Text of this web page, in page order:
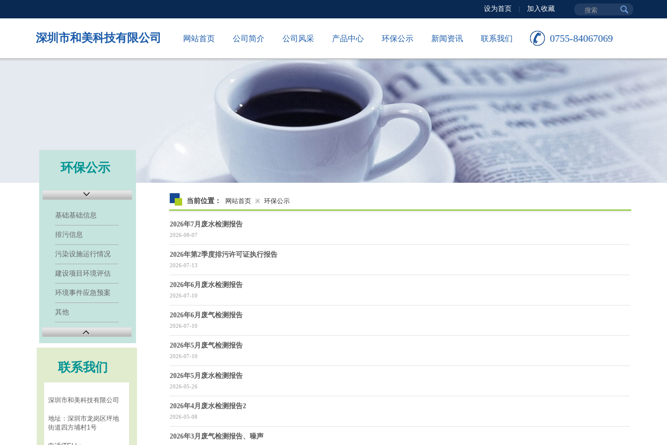
设为首页 加入收藏
0755-84067069
深圳市和美科技有限公司 网站首页 公司简介 公司风采 产品中心 环保公示 新闻资讯 联系我们
环保公示
基础基础信息
排污信息
污染设施运行情况
建设项目环境评估
环境事件应急预案
其他
当前位置： 网站首页 ※ 环保公示
2026年7月废水检测报告
2026-08-07
2026年第2季度排污许可证执行报告
2026-07-13
2026年6月废水检测报告
2026-07-10
2026年6月废气检测报告
2026-07-10
2026年5月废气检测报告
2026-07-10
2026年5月废水检测报告
2026-05-26
2026年4月废水检测报告2
2026-05-08
2026年3月废气检测报告、噪声
联系我们
深圳市和美科技有限公司
地址：深圳市龙岗区坪地
街道四方埔村1号